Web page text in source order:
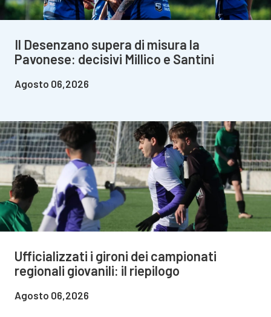
Il Desenzano supera di misura la
Pavonese: decisivi Millico e Santini
Agosto 06,2026
Ufficializzati i gironi dei campionati
regionali giovanili: il riepilogo
Agosto 06,2026